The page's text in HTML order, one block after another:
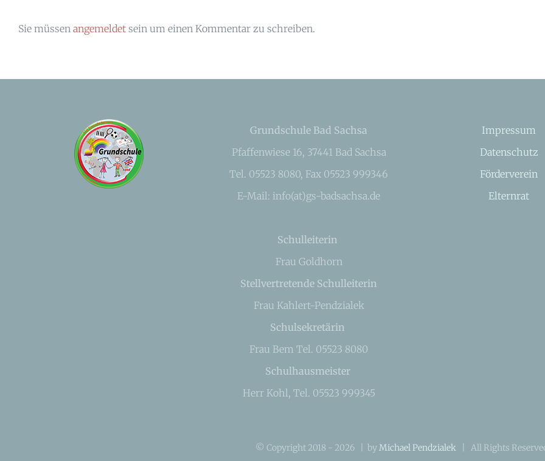
Sie müssen angemeldet sein um einen Kommentar zu schreiben.
Grundschule Bad Sachsa
Pfaffenwiese 16, 37441 Bad Sachsa
Tel. 05523 8080, Fax 05523 999346
E-Mail: info(at)gs-badsachsa.de
Schulleiterin
Frau Goldhorn
Stellvertretende Schulleiterin
Frau Kahlert-Pendzialek
Schulsekretärin
Frau Bem Tel. 05523 8080
Schulhausmeister
Herr Kohl, Tel. 05523 999345
Impressum
Datenschutz
Förderverein
Elternrat
© Copyright 2018 - 2026 | byMichael Pendzialek| All Rights